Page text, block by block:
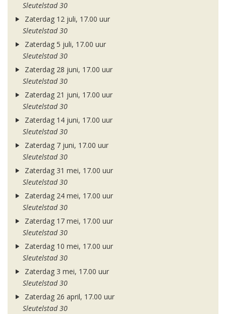
Sleutelstad 30
Zaterdag 12 juli, 17.00 uur
Sleutelstad 30
Zaterdag 5 juli, 17.00 uur
Sleutelstad 30
Zaterdag 28 juni, 17.00 uur
Sleutelstad 30
Zaterdag 21 juni, 17.00 uur
Sleutelstad 30
Zaterdag 14 juni, 17.00 uur
Sleutelstad 30
Zaterdag 7 juni, 17.00 uur
Sleutelstad 30
Zaterdag 31 mei, 17.00 uur
Sleutelstad 30
Zaterdag 24 mei, 17.00 uur
Sleutelstad 30
Zaterdag 17 mei, 17.00 uur
Sleutelstad 30
Zaterdag 10 mei, 17.00 uur
Sleutelstad 30
Zaterdag 3 mei, 17.00 uur
Sleutelstad 30
Zaterdag 26 april, 17.00 uur
Sleutelstad 30